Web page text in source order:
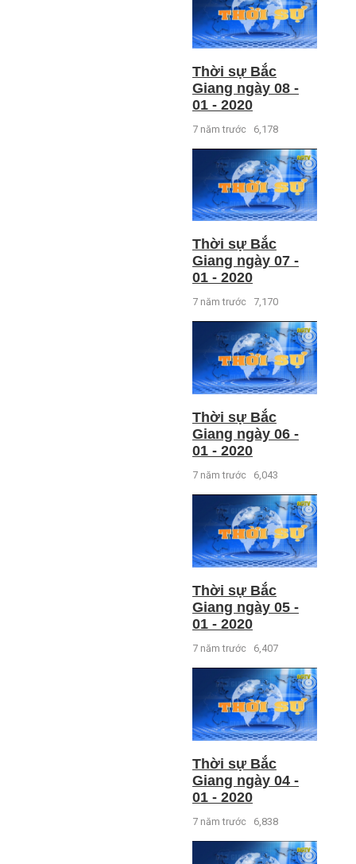
Thời sự Bắc
Giang ngày 08 -
01 - 2020
7 năm trước 6,178
Thời sự Bắc
Giang ngày 07 -
01 - 2020
7 năm trước 7,170
Thời sự Bắc
Giang ngày 06 -
01 - 2020
7 năm trước 6,043
Thời sự Bắc
Giang ngày 05 -
01 - 2020
7 năm trước 6,407
Thời sự Bắc
Giang ngày 04 -
01 - 2020
7 năm trước 6,838